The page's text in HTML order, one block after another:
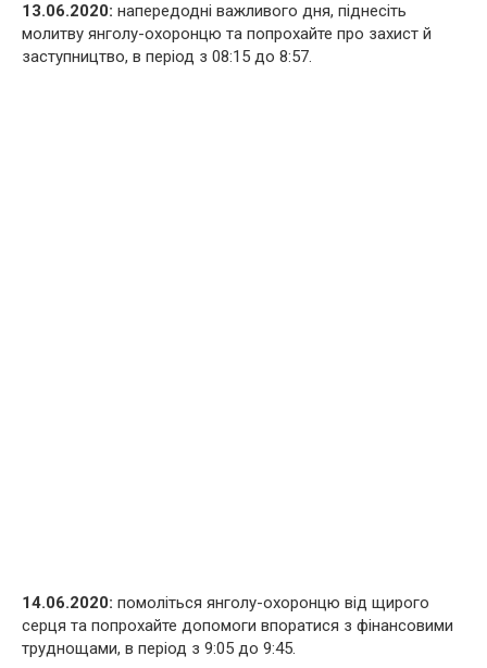
13.06.2020: напередодні важливого дня, піднесіть
молитву янголу-охоронцю та попрохайте про захист й
заступництво, в період з 08:15 до 8:57.
14.06.2020: помоліться янголу-охоронцю від щирого
серця та попрохайте допомоги впоратися з фінансовими
труднощами, в період з 9:05 до 9:45.